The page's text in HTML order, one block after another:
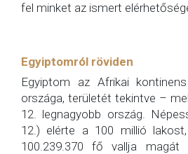
fel minket az ismert
Egyiptomról röviden
Egyiptom az Afrikai
országa, területét tekintve –
12. legnagyobb ország.
12.) elérte a 100 millió
100.239.370 fő vallja magát